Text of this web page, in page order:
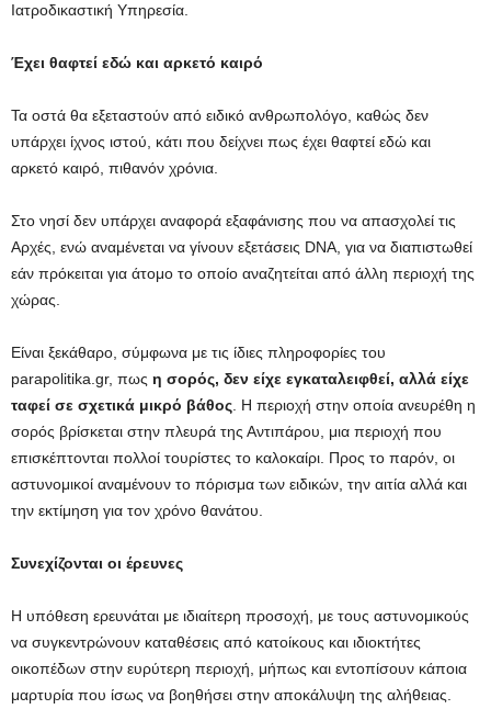
Ιατροδικαστική Υπηρεσία.
Έχει θαφτεί εδώ και αρκετό καιρό
Τα οστά θα εξεταστούν από ειδικό ανθρωπολόγο, καθώς δεν
υπάρχει ίχνος ιστού, κάτι που δείχνει πως έχει θαφτεί εδώ και
αρκετό καιρό, πιθανόν χρόνια.
Στο νησί δεν υπάρχει αναφορά εξαφάνισης που να απασχολεί τις
Αρχές, ενώ αναμένεται να γίνουν εξετάσεις DNA, για να διαπιστωθεί
εάν πρόκειται για άτομο το οποίο αναζητείται από άλλη περιοχή της
χώρας.
Είναι ξεκάθαρο, σύμφωνα με τις ίδιες πληροφορίες του
parapolitika.gr, πως η σορός, δεν είχε εγκαταλειφθεί, αλλά είχε
ταφεί σε σχετικά μικρό βάθος. Η περιοχή στην οποία ανευρέθη η
σορός βρίσκεται στην πλευρά της Αντιπάρου, μια περιοχή που
επισκέπτονται πολλοί τουρίστες το καλοκαίρι. Προς το παρόν, οι
αστυνομικοί αναμένουν το πόρισμα των ειδικών, την αιτία αλλά και
την εκτίμηση για τον χρόνο θανάτου.
Συνεχίζονται οι έρευνες
Η υπόθεση ερευνάται με ιδιαίτερη προσοχή, με τους αστυνομικούς
να συγκεντρώνουν καταθέσεις από κατοίκους και ιδιοκτήτες
οικοπέδων στην ευρύτερη περιοχή, μήπως και εντοπίσουν κάποια
μαρτυρία που ίσως να βοηθήσει στην αποκάλυψη της αλήθειας.